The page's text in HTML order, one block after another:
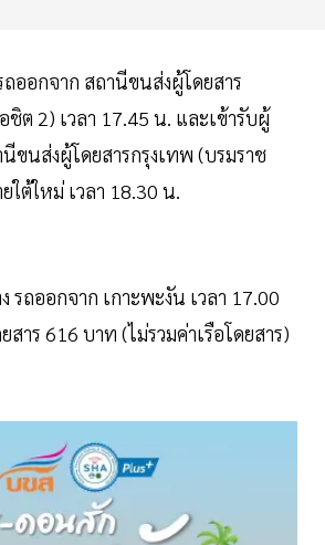
ถออกจาก สถานีขนส่งผู้โดยสาร
ชิต 2) เวลา 17.45 น. และเข้ารับผู้
ขนส่งผู้โดยสารกรุงเทพ (บรมราช
ต้ใหม่ เวลา 18.30 น.
รถออกจาก เกาะพะงัน เวลา 17.00
สาร 616 บาท (ไม่รวมค่าเรือโดยสาร)